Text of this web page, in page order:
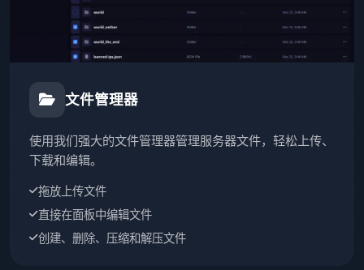
文件管理器
使用我们强大的文件管理器管理服务器文件，轻松上传、
下载和编辑。
拖放上传文件
直接在面板中编辑文件
创建、删除、压缩和解压文件